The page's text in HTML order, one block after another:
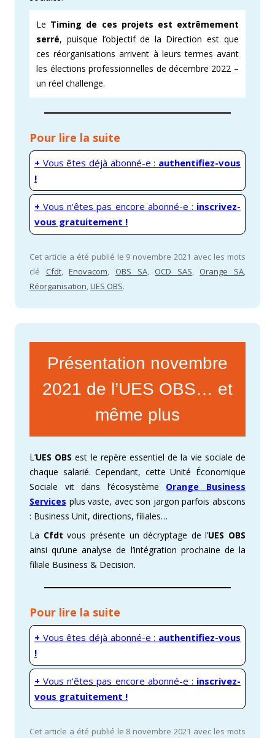
Le Timing de ces projets est extrêmement
serré, puisque l’objectif de la Direction est que
ces réorganisations arrivent à leurs termes avant
les élections professionnelles de décembre 2022 –
un réel challenge.
Pour lire la suite
+ Vous êtes déjà abonné-e : authentifiez-vous
!
+ Vous n'êtes pas encore abonné-e : inscrivez-
vous gratuitement !
Cet article a été publié le 9 novembre 2021 avec les mots
clé Cfdt,Enovacom, OBS SA, OCD SAS, Orange SA,
Réorganisation,UES OBS.
Présentation novembre
2021 de l’UES OBS… et
même plus
L’UES OBS est le repère essentiel de la vie sociale de
chaque salarié. Cependant, cette Unité Économique
Sociale vit dans l’écosystème Orange Business
Services plus vaste, avec son jargon parfois abscons
: Business Unit, directions, filiales…
La Cfdtvous présente un décryptage de l’UES OBS
ainsi qu’une analyse de l’intégration prochaine de la
filiale Business & Decision.
Pour lire la suite
+ Vous êtes déjà abonné-e : authentifiez-vous
!
+ Vous n'êtes pas encore abonné-e : inscrivez-
vous gratuitement !
Cet article a été publié le 8 novembre 2021 avec les mots